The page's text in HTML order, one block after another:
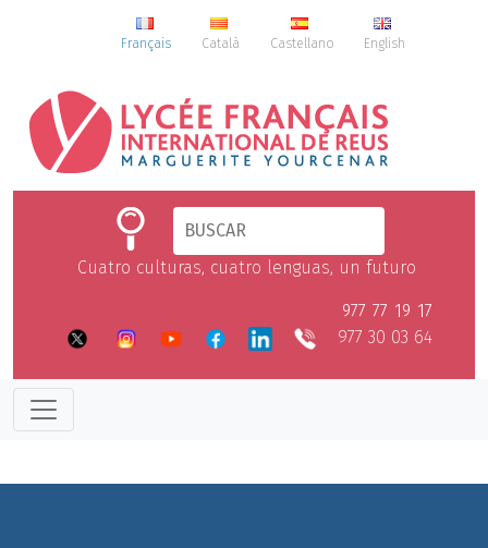
Français Català Castellano English
Cuatro culturas, cuatro lenguas, un futuro
977 77 19 17
977 30 03 64